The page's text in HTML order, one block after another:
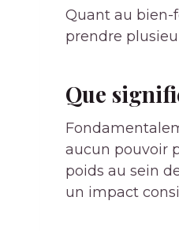
Quant au bien-
prendre
Que
aucun pouvoir
poids au sein
un impact